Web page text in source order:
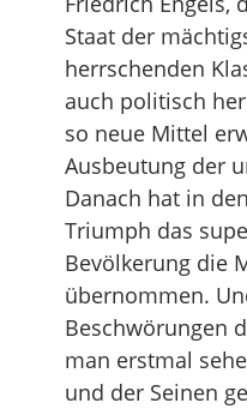
Staat der
herrschenden
auch politisch
so neue Mittel
Ausbeutung der
Danach hat in
Triumph das
Bevölkerung die
übernommen.
Beschwörungen
man erstmal
und der Seinen